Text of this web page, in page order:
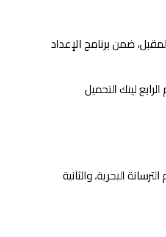
ضمن برنامج الإعداد
البحرية، والثانية